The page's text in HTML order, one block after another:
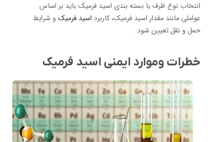
انتخاب نوع ظرف یا بسته بندی اسید فرمیک باید بر اساس
عواملی مانند مقدار اسید فرمیک، کاربرد اسید فرمیک و شرایط
حمل و نقل تعیین شود.
خطرات وموارد ایمنی اسید فرمیک